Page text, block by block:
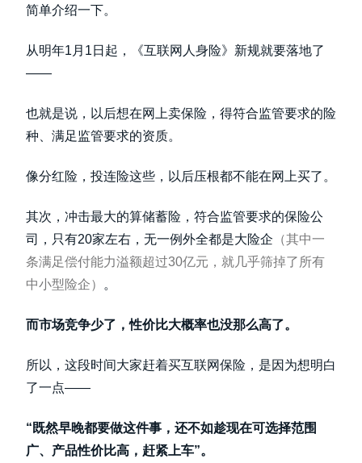
简单介绍一下。
从明年1月1日起，《互联网人身险》新规就要落地了
——
也就是说，以后想在网上卖保险，得符合监管要求的险
种、满足监管要求的资质。
像分红险，投连险这些，以后压根都不能在网上买了。
其次，冲击最大的算储蓄险，符合监管要求的保险公
司，只有20家左右，无一例外全都是大险企 （其中一
条满足偿付能力溢额超过30亿元，就几乎筛掉了所有
中小型险企）
。
而市场竞争少了，性价比大概率也没那么高了。
所以，这段时间大家赶着买互联网保险，是因为想明白
了一点——
“既然早晚都要做这件事，还不如趁现在可选择范围
广、产品性价比高，赶紧上车”。